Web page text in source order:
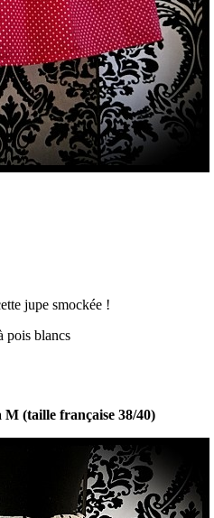
jupe smockée !
pois blancs
(taille française 38/40)